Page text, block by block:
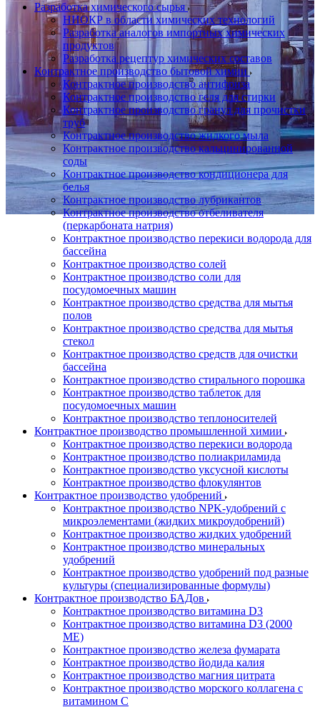
Разработка химического сырья
НИОКР в области химических технологий
Разработка аналогов импортных химических
продуктов
Разработка рецептур химических составов
Контрактное производство бытовой химии
Контрактное производство антифриза
Контрактное производство геля для стирки
Контрактное производство гранул для прочистки
труб
Контрактное производство жидкого мыла
Контрактное производство кальцинированной
соды
Контрактное производство кондиционера для
белья
Контрактное производство лубрикантов
Контрактное производство отбеливателя
(перкарбоната натрия)
Контрактное производство перекиси водорода для
бассейна
Контрактное производство солей
Контрактное производство соли для
посудомоечных машин
Контрактное производство средства для мытья
полов
Контрактное производство средства для мытья
стекол
Контрактное производство средств для очистки
бассейна
Контрактное производство стирального порошка
Контрактное производство таблеток для
посудомоечных машин
Контрактное производство теплоносителей
Контрактное производство промышленной химии
Контрактное производство перекиси водорода
Контрактное производство полиакриламида
Контрактное производство уксусной кислоты
Контрактное производство флокулянтов
Контрактное производство удобрений
Контрактное производство NPK-удобрений с
микроэлементами (жидких микроудобрений)
Контрактное производство жидких удобрений
Контрактное производство минеральных
удобрений
Контрактное производство удобрений под разные
культуры (специализированные формулы)
Контрактное производство БАДов
Контрактное производство витамина D3
Контрактное производство витамина D3 (2000
МЕ)
Контрактное производство железа фумарата
Контрактное производство йодида калия
Контрактное производство магния цитрата
Контрактное производство морского коллагена с
витамином С